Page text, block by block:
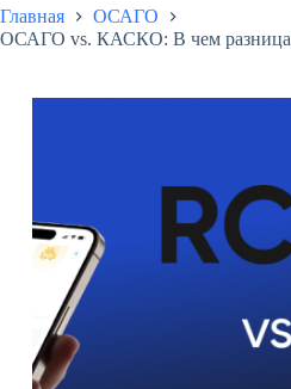
Главная
ОСАГО
ОСАГО vs. КАСКО: В чем разница